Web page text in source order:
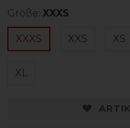
Größe: XXXS
XXXS XXS XS
XL